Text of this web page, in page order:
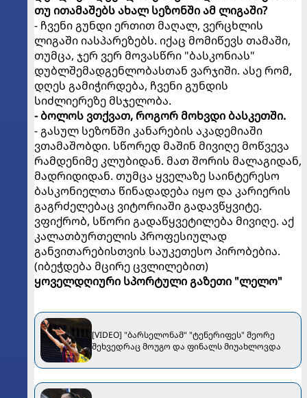
თუ ითამაშებს ახალ სეზონში ამ ლიგაში?
- ჩვენი გუნდი ერთით მაღალ, ვერცხლის
ლიგაში იასპარეზებს. იქაც მომიწევს თამაში,
თუმცა, ჯერ ვერ მოვასწრი "ბასკონიას"
დუბლშემადგენლობასთან ვარჯიში. ასე რომ,
დღეს გამიჭირდება, ჩვენი გუნდის
სიძლიერეზე მსჯელობა.
- ბოლოს ვთქვათ, როგორ მოხვდი ბასკეთში.
- გასულ სეზონში კანარების აკადემიაში
ვთამაშობდი. სწორედ მაშინ მივიღე მოწვევა
რამდენიმე კლუბიდან. მათ შორის მალაგიდან,
მადრიდიდან. თუმცა ყველაზე საინტერესო
ბასკონიელთა წინადადება იყო და კარიერის
გაგრძელებაც ვიტორიაში გადავწყვიტე.
ვფიქრობ, სწორი გადაწყვეტილება მივიღე. აქ
კალათბურთელის პროფესიულად
განვითარებისთვის საუკეთესო პირობებია.
(იბეჭდება მცირე ცვლილებით)
ყოველდღიური სპორტული გაზეთი "ლელო"
[VIDEO] "ბარსელონამ" "ტენერიფეს" მეორე
შეხვედრაც მოუგო და ფინალს მიუახლოვდა